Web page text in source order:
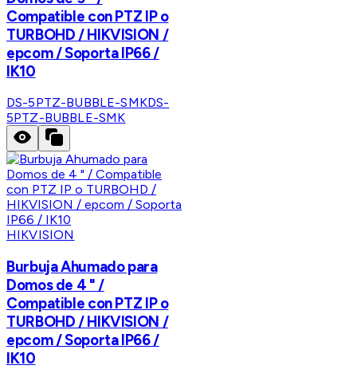
Compatible con PTZ IP o
TURBOHD / HIKVISION /
epcom / Soporta IP66 /
IK10
DS-5PTZ-BUBBLE-SMKDS-
5PTZ-BUBBLE-SMK
HIKVISION
Burbuja Ahumado para
Domos de 4 " /
Compatible con PTZ IP o
TURBOHD / HIKVISION /
epcom / Soporta IP66 /
IK10